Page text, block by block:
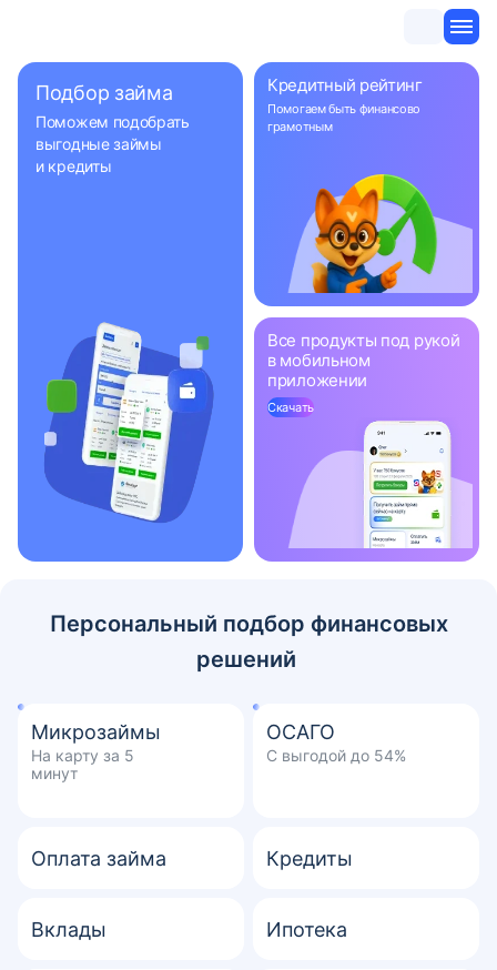
Подбор займа
Поможем подобрать
выгодные займы
и кредиты
Кредитный рейтинг
Помогаем быть финансово
грамотным
Все продукты под рукой
в мобильном
приложении
Скачать
Персональный подбор финансовых
решений
Микрозаймы
На карту за 5
минут
ОСАГО
С выгодой до 54%
Оплата займа Кредиты
Вклады Ипотека